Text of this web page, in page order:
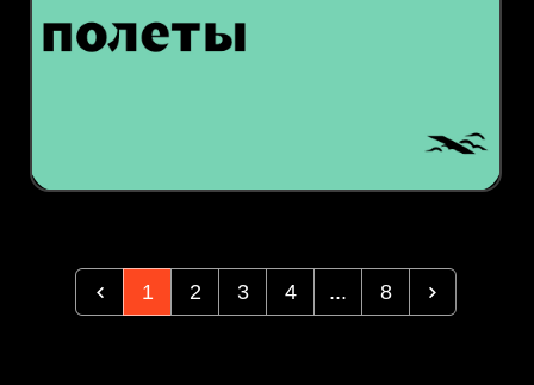
1 2 3 4 ... 8